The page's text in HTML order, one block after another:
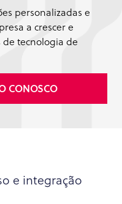
personalizadas e
a crescer e
de tecnologia de
CONOSCO
e integração